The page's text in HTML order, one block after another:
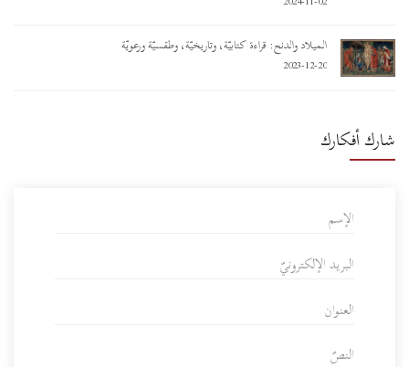
الميلاد والدنح: قراءة كتابيّة، وتاريخيّة، وطقسيّة ورعويّة
2023-12-20
شارك أفكارك